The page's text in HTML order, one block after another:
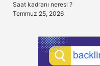
Saat kadranı neresi ?
Temmuz 25, 2026